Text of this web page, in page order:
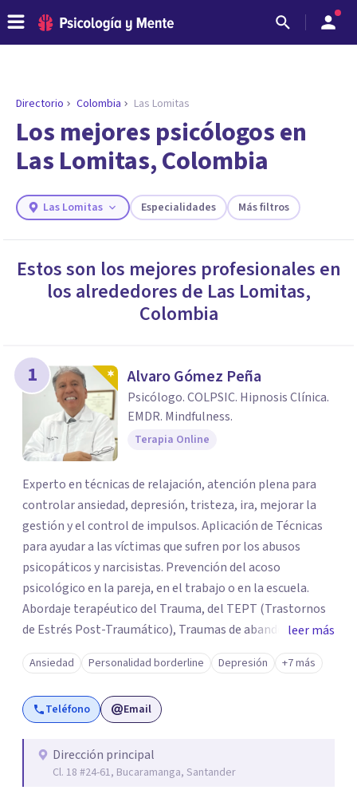
ENCONTRAR MI TERAPEUTA
¿Necesitas ayuda para encontrar el
psicólogo adecuado?
Responde a unas breves preguntas y te ofreceremos
necesidades.
Directorio Colombia Las Lomitas
Los mejores psicólogos en
Las Lomitas, Colombia
Las Lomitas Especialidades Más filtros
Estos son los mejores profesionales en
los alrededores de Las Lomitas,
Colombia
1 Alvaro Gómez Peña
Psicólogo. COLPSIC. Hipnosis Clínica.
EMDR. Mindfulness.
Terapia Online
Experto en técnicas de relajación, atención plena para
controlar ansiedad, depresión, tristeza, ira, mejorar la
gestión y el control de impulsos. Aplicación de Técnicas
para ayudar a las víctimas que sufren por los abusos
psicopáticos y narcisistas. Prevención del acoso
psicológico en la pareja, en el trabajo o en la escuela.
Abordaje terapéutico del Trauma, del TEPT (Trastornos
de Estrés Post-Traumático), Traumas de abandono, de
traición y otros. Psicoeducación para comprender y
abordar las relaciones narcisistas e identificar el espectro
psicópata. Baja autoestima, fobias, drogadicción,
alcoholismo, ludopatia y otros.
leer más
Ansiedad Personalidad borderline Depresión +7 más
Teléfono Email
Dirección principal
Cl. 18 #24-61, Bucaramanga, Santander